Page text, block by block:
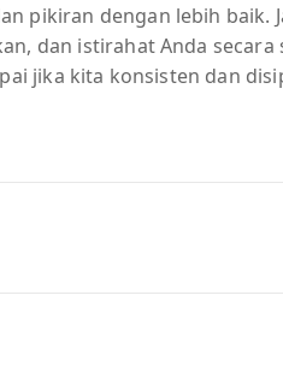
pikiran dengan lebih baik.
dan istirahat Anda
jika kita konsisten dan